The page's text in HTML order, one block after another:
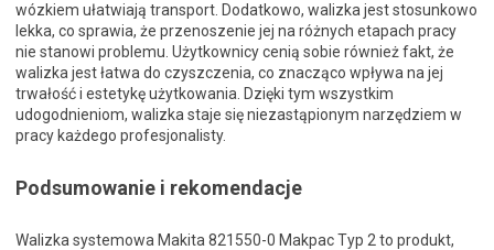
wózkiem ułatwiają transport. Dodatkowo, walizka jest stosunkowo
lekka, co sprawia, że przenoszenie jej na różnych etapach pracy
nie stanowi problemu. Użytkownicy cenią sobie również fakt, że
walizka jest łatwa do czyszczenia, co znacząco wpływa na jej
trwałość i estetykę użytkowania. Dzięki tym wszystkim
udogodnieniom, walizka staje się niezastąpionym narzędziem w
pracy każdego profesjonalisty.
Podsumowanie i rekomendacje
Walizka systemowa Makita 821550-0 Makpac Typ 2 to produkt,